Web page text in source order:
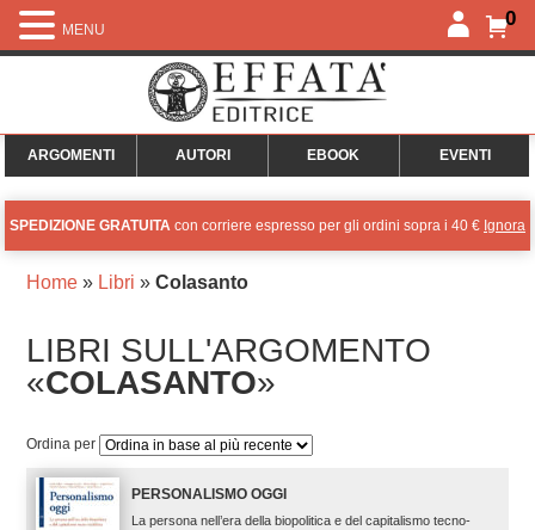
0
ARGOMENTI AUTORI EBOOK EVENTI
SPEDIZIONE GRATUITA con corriere espresso per gli ordini sopra i 40 € Ignora
Home» Libri » Colasanto
LIBRI SULL'ARGOMENTO
«COLASANTO»
Ordina per
PERSONALISMO OGGI
La persona nell’era della biopolitica e del capitalismo tecno-
MENU